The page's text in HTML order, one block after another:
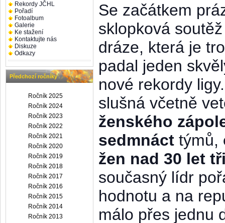
Rekordy JČHL
Pořadí
Fotoalbum
Galerie
Ke stažení
Kontaktujte nás
Diskuze
Odkazy
Předchozí ročníky
Ročník 2025
Ročník 2024
Ročník 2023
Ročník 2022
Ročník 2021
Ročník 2020
Ročník 2019
Ročník 2018
Ročník 2017
Ročník 2016
Ročník 2015
Ročník 2014
Ročník 2013
Se začátkem
sklopková
dráze, která je
padal jeden
nové rekordy
slušná včetně
ženského
sedmnáct týmů,
žen nad 30 let
současný lídr
hodnotu a na
málo přes jednu